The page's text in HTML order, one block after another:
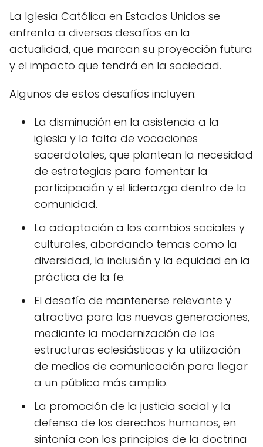
La Iglesia Católica en Estados Unidos se
enfrenta a diversos desafíos en la
actualidad, que marcan su proyección futura
y el impacto que tendrá en la sociedad.
Algunos de estos desafíos incluyen:
La disminución en la asistencia a la
iglesia y la falta de vocaciones
sacerdotales, que plantean la necesidad
de estrategias para fomentar la
participación y el liderazgo dentro de la
comunidad.
La adaptación a los cambios sociales y
culturales, abordando temas como la
diversidad, la inclusión y la equidad en la
práctica de la fe.
El desafío de mantenerse relevante y
atractiva para las nuevas generaciones,
mediante la modernización de las
estructuras eclesiásticas y la utilización
de medios de comunicación para llegar
a un público más amplio.
La promoción de la justicia social y la
defensa de los derechos humanos, en
sintonía con los principios de la doctrina